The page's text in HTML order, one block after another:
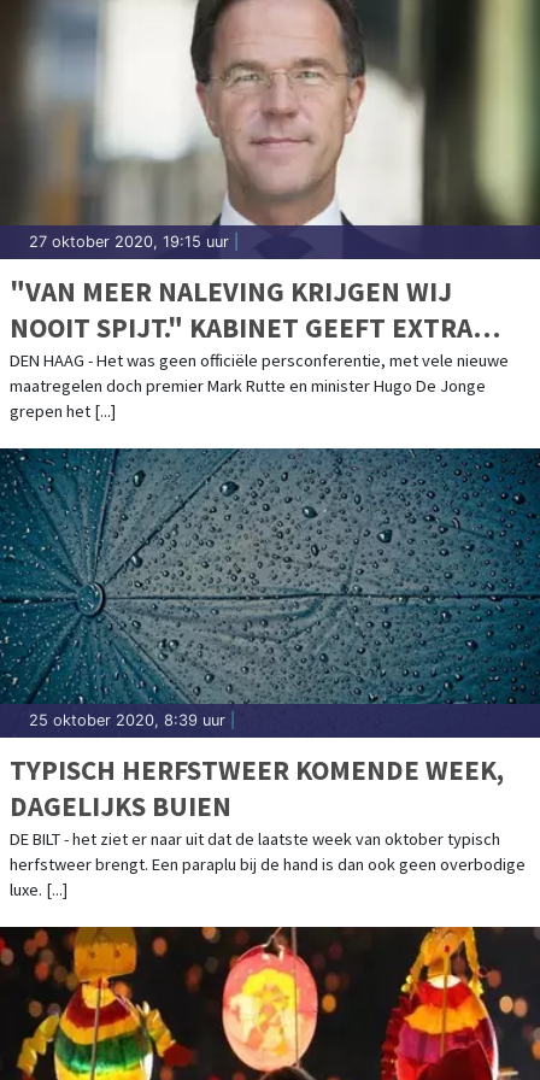
27 oktober 2020, 19:15 uur
"VAN MEER NALEVING KRIJGEN WIJ
NOOIT SPIJT." KABINET GEEFT EXTRA
WAARSCHUWING AF
DEN HAAG - Het was geen officiële persconferentie, met vele nieuwe
maatregelen doch premier Mark Rutte en minister Hugo De Jonge
grepen het [...]
25 oktober 2020, 8:39 uur
TYPISCH HERFSTWEER KOMENDE WEEK,
DAGELIJKS BUIEN
DE BILT - het ziet er naar uit dat de laatste week van oktober typisch
herfstweer brengt. Een paraplu bij de hand is dan ook geen overbodige
luxe. [...]